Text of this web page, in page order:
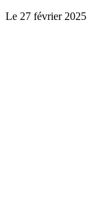
Le 27 février 2025